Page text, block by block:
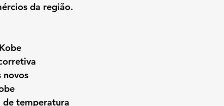
da região.
novos
de temperatura